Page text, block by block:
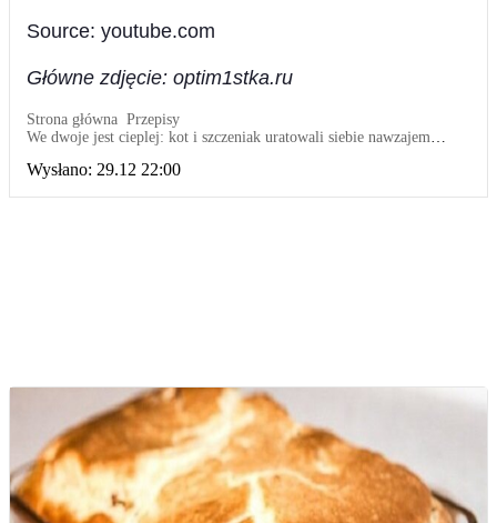
Source: youtube.com
Główne zdjęcie: optim1stka.ru
Strona główna Przepisy
We dwoje jest cieplej: kot i szczeniak uratowali siebie nawzajem
Wysłano: 29.12 22:00